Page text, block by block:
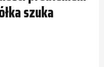
szuka